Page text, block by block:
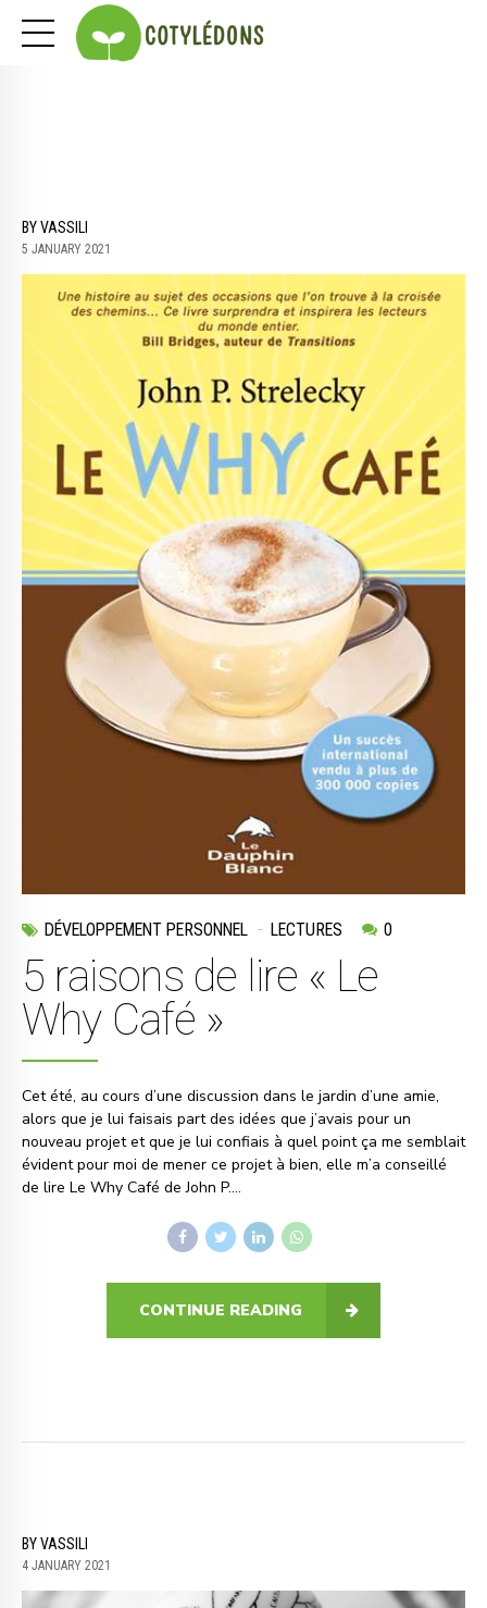
BY VASSILI
5 JANUARY 2021
DÉVELOPPEMENT PERSONNEL LECTURES 0
5 raisons de lire « Le
Why Café »
Cet été, au cours d’une discussion dans le jardin d’une amie,
alors que je lui faisais part des idées que j’avais pour un
nouveau projet et que je lui confiais à quel point ça me semblait
évident pour moi de mener ce projet à bien, elle m’a conseillé
de lire Le Why Café de John P....
CONTINUE READING
BY VASSILI
4 JANUARY 2021